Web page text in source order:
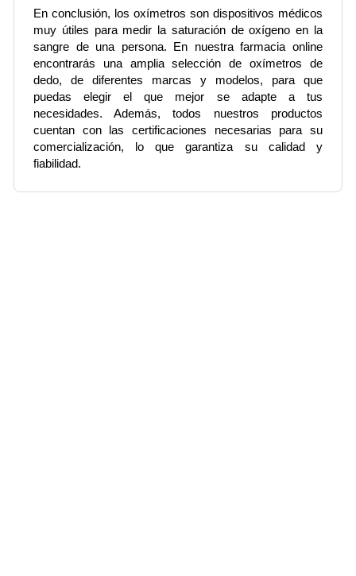
En conclusión, los oxímetros son dispositivos médicos
muy útiles para medir la saturación de oxígeno en la
sangre de una persona. En nuestra farmacia online
encontrarás una amplia selección de oxímetros de
dedo, de diferentes marcas y modelos, para que
puedas elegir el que mejor se adapte a tus
necesidades. Además, todos nuestros productos
cuentan con las certificaciones necesarias para su
comercialización, lo que garantiza su calidad y
fiabilidad.